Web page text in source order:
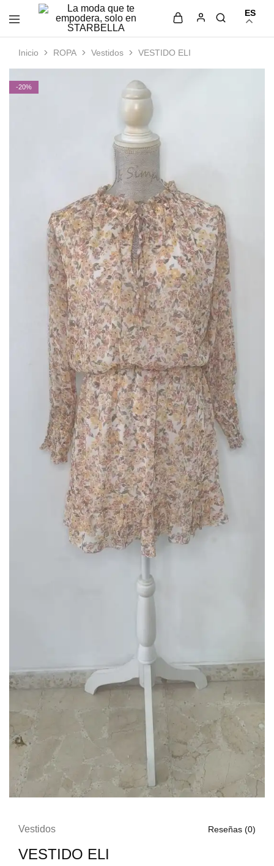
La
que
te
solo
en
Moda
con
estilo
elegancia
en
ES
Inicio ROPA Vestidos VESTIDO ELI
-20%
Vestidos Reseñas (0)
VESTIDO ELI